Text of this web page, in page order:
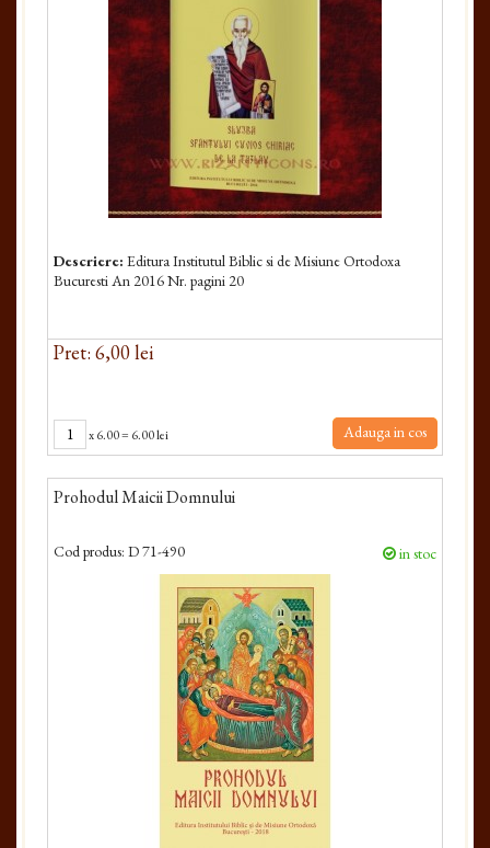
Descriere: Editura Institutul Biblic si de Misiune Ortodoxa
Bucuresti An 2016 Nr. pagini 20
Pret: 6,00 lei
x6.00= 6.00 lei Adauga in cos
Prohodul Maicii Domnului
Cod produs: D 71-490 in stoc